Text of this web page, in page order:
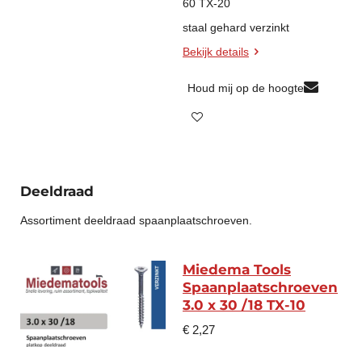
60 TX-20
staal gehard verzinkt
Bekijk details
Houd mij op de hoogte
Deeldraad
Assortiment deeldraad spaanplaatschroeven.
Miedema Tools
Spaanplaatschroeven
3.0 x 30 /18 TX-10
€ 2,27